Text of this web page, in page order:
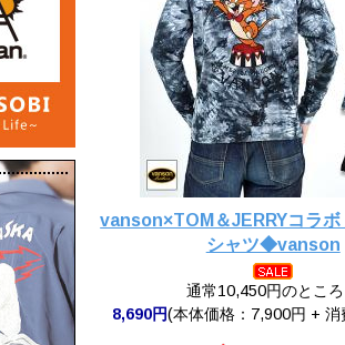
vanson×TOM＆JERRYコラボ
シャツ◆vanson
通常10,450円のところ
8,690円(本体価格：7,900円 + 消